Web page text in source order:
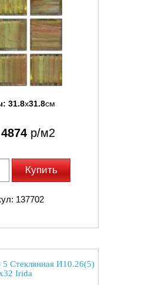
31.8x31.8см
4874 р/м2
Купить
137702
Стеклянная И10.26(5)
Irida